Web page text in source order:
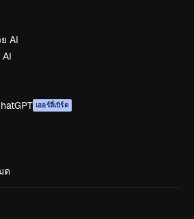
AI
เออร์ลี่เบิร์ด
ด